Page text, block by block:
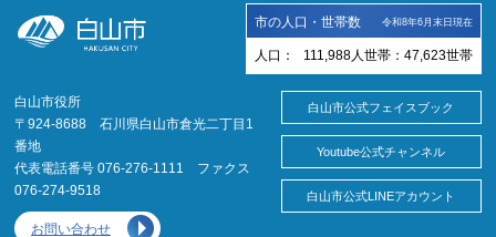
市の人口・世帯数 令和8年6月末日現在
人口： 111,988 人 世帯： 47,623世帯
白山市役所
〒924-8688 石川県白山市倉光二丁目1
番地
代表電話番号 076-276-1111 ファクス
076-274-9518
お問い合わせ
白山市公式フェイスブック
Youtube公式チャンネル
白山市公式LINEアカウント